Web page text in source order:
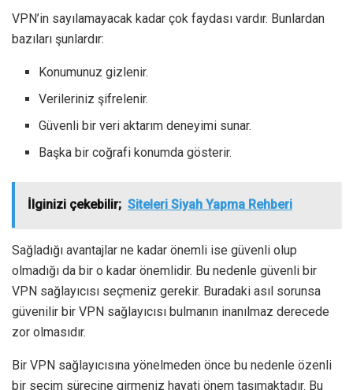
VPN’in sayılamayacak kadar çok faydası vardır. Bunlardan
bazıları şunlardır:
Konumunuz gizlenir.
Verileriniz şifrelenir.
Güvenli bir veri aktarım deneyimi sunar.
Başka bir coğrafi konumda gösterir.
İlginizi çekebilir; Siteleri Siyah Yapma Rehberi
Sağladığı avantajlar ne kadar önemli ise güvenli olup
olmadığı da bir o kadar önemlidir. Bu nedenle güvenli bir
VPN sağlayıcısı seçmeniz gerekir. Buradaki asıl sorunsa
güvenilir bir VPN sağlayıcısı bulmanın inanılmaz derecede
zor olmasıdır.
Bir VPN sağlayıcısına yönelmeden önce bu nedenle özenli
bir seçim sürecine girmeniz hayati önem taşımaktadır. Bu